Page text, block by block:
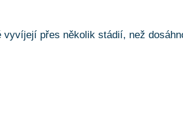
přes několik stádií, než